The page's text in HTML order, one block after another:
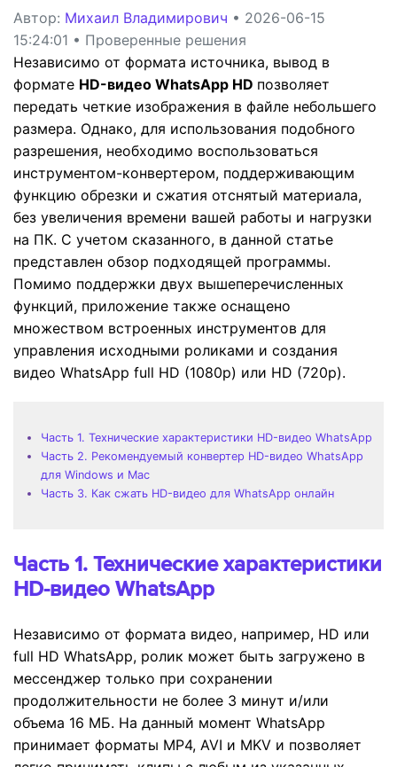
Автор: Михаил Владимирович • 2026-06-15
15:24:01 • Проверенные решения
Независимо от формата источника, вывод в
формате HD-видео WhatsApp HD позволяет
передать четкие изображения в файле небольшего
размера. Однако, для использования подобного
разрешения, необходимо воспользоваться
инструментом-конвертером, поддерживающим
функцию обрезки и сжатия отснятый материала,
без увеличения времени вашей работы и нагрузки
на ПК. С учетом сказанного, в данной статье
представлен обзор подходящей программы.
Помимо поддержки двух вышеперечисленных
функций, приложение также оснащено
множеством встроенных инструментов для
управления исходными роликами и создания
видео WhatsApp full HD (1080p) или HD (720p).
Часть 1. Технические характеристики HD-видео WhatsApp
Часть 2. Рекомендуемый конвертер HD-видео WhatsApp
для Windows и Mac
Часть 3. Как сжать HD-видео для WhatsApp онлайн
Часть 1. Технические характеристики
HD-видео WhatsApp
Независимо от формата видео, например, HD или
full HD WhatsApp, ролик может быть загружено в
мессенджер только при сохранении
продолжительности не более 3 минут и/или
объема 16 МБ. На данный момент WhatsApp
принимает форматы MP4, AVI и MKV и позволяет